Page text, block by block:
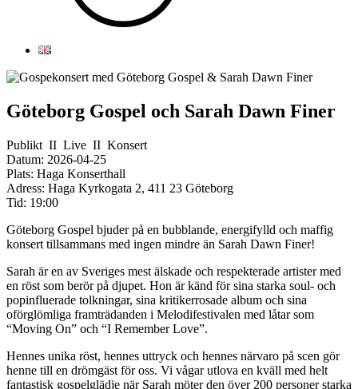
Göteborg Gospel och Sarah Dawn Finer
Publikt II Live II Konsert
Datum: 2026-04-25
Plats: Haga Konserthall
Adress: Haga Kyrkogata 2, 411 23 Göteborg
Tid: 19:00
Göteborg Gospel bjuder på en bubblande, energifylld och maffig
konsert tillsammans med ingen mindre än Sarah Dawn Finer!
Sarah är en av Sveriges mest älskade och respekterade artister med
en röst som berör på djupet. Hon är känd för sina starka soul- och
popinfluerade tolkningar, sina kritikerrosade album och sina
oförglömliga framträdanden i Melodifestivalen med låtar som
“Moving On” och “I Remember Love”.
Hennes unika röst, hennes uttryck och hennes närvaro på scen gör
henne till en drömgäst för oss. Vi vågar utlova en kväll med helt
fantastisk gospelglädje när Sarah möter den över 200 personer starka